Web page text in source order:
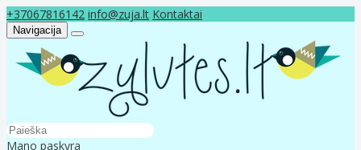
+37067816142 info@zuja.lt Kontaktai
Navigacija
Mano paskyra